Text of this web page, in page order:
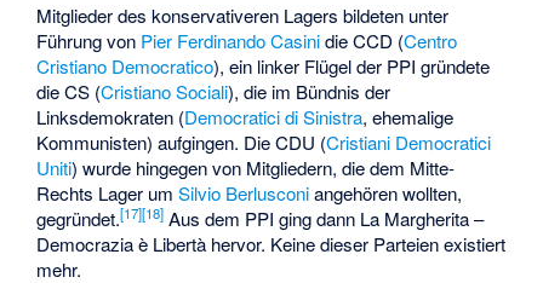
Mitglieder des konservativeren Lagers bildeten unter
Führung von Pier Ferdinando Casinidie CCD (Centro
Cristiano Democratico), ein linker Flügel der PPI gründete
die CS (Cristiano Sociali), die im Bündnis der
Linksdemokraten (Democratici di Sinistra, ehemalige
Kommunisten) aufgingen. Die CDU (Cristiani Democratici
Uniti) wurde hingegen von Mitgliedern, die dem Mitte-
Rechts Lager umSilvio Berlusconiangehören wollten,
gegründet.[17][18] Aus dem PPI ging dann La Margherita –
Democrazia è Libertà hervor. Keine dieser Parteien existiert
mehr.